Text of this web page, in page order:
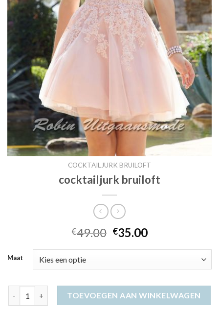
COCKTAILJURK BRUILOFT
cocktailjurk bruiloft
€49.00 €35.00
Maat
cocktailjurk bruiloft aantalTOEVOEGEN AAN WINKELWAGEN